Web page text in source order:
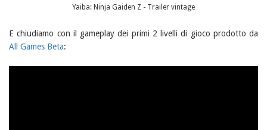
Yaiba: Ninja Gaiden Z - Trailer vintage
E chiudiamo con il gameplay dei primi 2 livelli di gioco prodotto da
All Games Beta: